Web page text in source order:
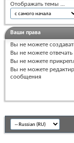
Отображать темы ...
Ваши права
Вы не можете
Вы не можете
Вы не можете
Вы не можете
сообщения